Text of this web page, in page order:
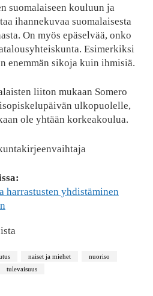
suomalaiseen kouluun ja
ihannekuvaa suomalaisesta
On myös epäselvää, onko
Esimerkiksi
enemmän sikoja kuin ihmisiä.
liiton mukaan Somero
ulkopuolelle,
ole yhtään korkeakoulua.
harrastusten yhdistäminen
naiset ja miehet
nuoriso
tulevaisuus